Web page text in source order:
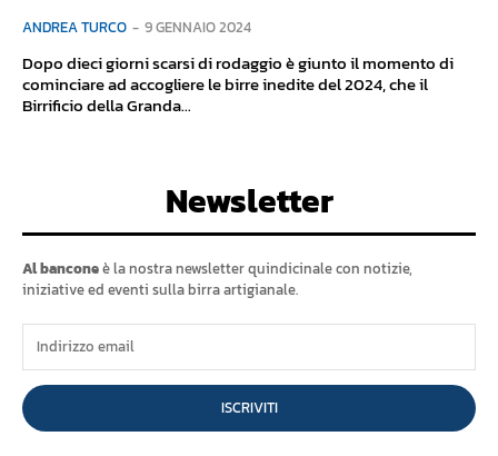
ANDREA TURCO - 9 GENNAIO 2024
Dopo dieci giorni scarsi di rodaggio è giunto il momento di
cominciare ad accogliere le birre inedite del 2024, che il
Birrificio della Granda...
Newsletter
Al banconeè la nostra newsletter quindicinale con notizie,
iniziative ed eventi sulla birra artigianale.
ISCRIVITI